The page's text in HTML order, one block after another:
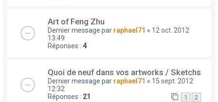
Art of Feng Zhu
Dernier message par raphael71 « 12 oct. 2012
13:49
Réponses : 4
Quoi de neuf dans vos artworks / Sketchs
Dernier message par raphael71 « 15 sept. 2012
12:32
Réponses : 21 1 2